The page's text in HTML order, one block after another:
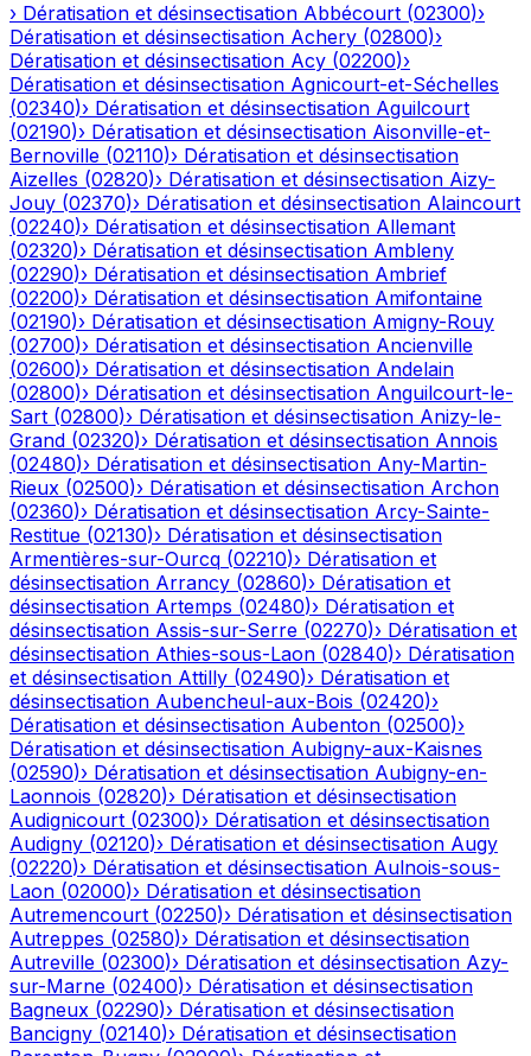
› Dératisation et désinsectisation Abbécourt (02300)›
Dératisation et désinsectisation Achery (02800)›
Dératisation et désinsectisation Acy (02200)›
Dératisation et désinsectisation Agnicourt-et-Séchelles
(02340)› Dératisation et désinsectisation Aguilcourt
(02190)› Dératisation et désinsectisation Aisonville-et-
Bernoville (02110)› Dératisation et désinsectisation
Aizelles (02820)› Dératisation et désinsectisation Aizy-
Jouy (02370)› Dératisation et désinsectisation Alaincourt
(02240)› Dératisation et désinsectisation Allemant
(02320)› Dératisation et désinsectisation Ambleny
(02290)› Dératisation et désinsectisation Ambrief
(02200)› Dératisation et désinsectisation Amifontaine
(02190)› Dératisation et désinsectisation Amigny-Rouy
(02700)› Dératisation et désinsectisation Ancienville
(02600)› Dératisation et désinsectisation Andelain
(02800)› Dératisation et désinsectisation Anguilcourt-le-
Sart (02800)› Dératisation et désinsectisation Anizy-le-
Grand (02320)› Dératisation et désinsectisation Annois
(02480)› Dératisation et désinsectisation Any-Martin-
Rieux (02500)› Dératisation et désinsectisation Archon
(02360)› Dératisation et désinsectisation Arcy-Sainte-
Restitue (02130)› Dératisation et désinsectisation
Armentières-sur-Ourcq (02210)› Dératisation et
désinsectisation Arrancy (02860)› Dératisation et
désinsectisation Artemps (02480)› Dératisation et
désinsectisation Assis-sur-Serre (02270)› Dératisation et
désinsectisation Athies-sous-Laon (02840)› Dératisation
et désinsectisation Attilly (02490)› Dératisation et
désinsectisation Aubencheul-aux-Bois (02420)›
Dératisation et désinsectisation Aubenton (02500)›
Dératisation et désinsectisation Aubigny-aux-Kaisnes
(02590)› Dératisation et désinsectisation Aubigny-en-
Laonnois (02820)› Dératisation et désinsectisation
Audignicourt (02300)› Dératisation et désinsectisation
Audigny (02120)› Dératisation et désinsectisation Augy
(02220)› Dératisation et désinsectisation Aulnois-sous-
Laon (02000)› Dératisation et désinsectisation
Autremencourt (02250)› Dératisation et désinsectisation
Autreppes (02580)› Dératisation et désinsectisation
Autreville (02300)› Dératisation et désinsectisation Azy-
sur-Marne (02400)› Dératisation et désinsectisation
Bagneux (02290)› Dératisation et désinsectisation
Bancigny (02140)› Dératisation et désinsectisation